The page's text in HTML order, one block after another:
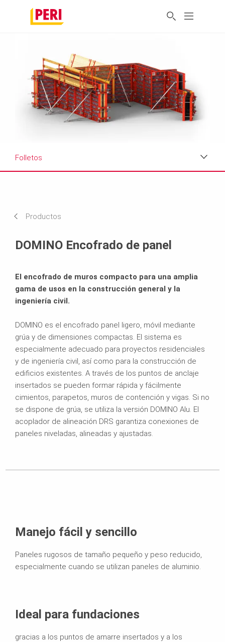
Folletos
Productos
DOMINO Encofrado de panel
El encofrado de muros compacto para una amplia
gama de usos en la construcción general y la
ingeniería civil.
DOMINO es el encofrado panel ligero, móvil mediante
grúa y de dimensiones compactas. El sistema es
especialmente adecuado para proyectos residenciales
y de ingeniería civil, así como para la construcción de
edificios existentes. A través de los puntos de anclaje
insertados se pueden formar rápida y fácilmente
cimientos, parapetos, muros de contención y vigas. Si no
se dispone de grúa, se utiliza la versión DOMINO Alu. El
acoplador de alineación DRS garantiza conexiones de
paneles niveladas, alineadas y ajustadas.
Manejo fácil y sencillo
Paneles rugosos de tamaño pequeño y peso reducido,
especialmente cuando se utilizan paneles de aluminio.
Ideal para fundaciones
gracias a los puntos de amarre insertados y a los